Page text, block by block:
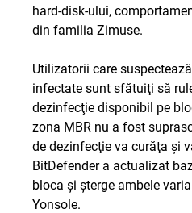
hard-disk-ului,
din familia Zimuse.
Utilizatorii care
infectate sunt sfătuiţi să
dezinfecţie disponibil pe
zona MBR nu a fost
de dezinfecţie va curăţa şi
BitDefender a actualizat
bloca şi şterge ambele
Yonsole.